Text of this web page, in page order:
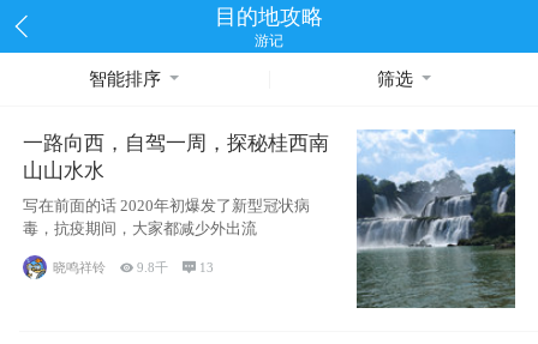
目的地攻略
游记
智能排序 筛选
一路向西，自驾一周，探秘桂西南
山山水水
写在前面的话 2020年初爆发了新型冠状病
毒，抗疫期间，大家都减少外出流
晓鸣祥铃 9.8千  13